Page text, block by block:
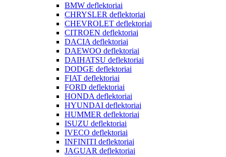
BMW deflektoriai
CHRYSLER deflektoriai
CHEVROLET deflektoriai
CITROEN deflektoriai
DACIA deflektoriai
DAEWOO deflektoriai
DAIHATSU deflektoriai
DODGE deflektoriai
FIAT deflektoriai
FORD deflektoriai
HONDA deflektoriai
HYUNDAI deflektoriai
HUMMER deflektoriai
ISUZU deflektoriai
IVECO deflektoriai
INFINITI deflektoriai
JAGUAR deflektoriai